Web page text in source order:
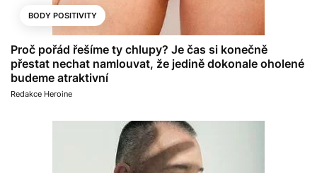
BODY POSITIVITY
Proč pořád řešíme ty chlupy? Je čas si konečně
přestat nechat namlouvat, že jedině dokonale oholené
budeme atraktivní
Redakce Heroine